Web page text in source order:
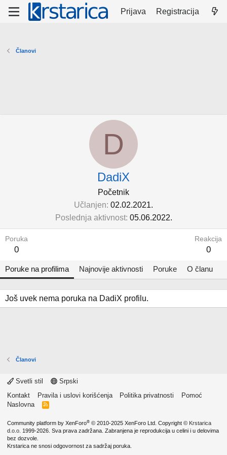
Prijava Registracija
Članovi
D
DadiX
Početnik
Učlanjen 02.02.2021.
Poslednja aktivnost 05.06.2022.
Poruka
0
Reakcija
0
Poruke na profilima Najnovije aktivnosti Poruke O članu
Još uvek nema poruka na DadiX profilu.
Članovi
Svetli stil
Srpski
Kontakt
Pravila i uslovi korišćenja Politika privatnosti
Pomoć
Naslovna
R
Community platform by XenForo® © 2010-2025 XenForo Ltd. Copyright © Krstarica
d.o.o. 1999-2026. Sva prava zadržana. Zabranjena je reprodukcija u celini i u delovima
bez dozvole.
Krstarica ne snosi odgovornost za sadržaj poruka.